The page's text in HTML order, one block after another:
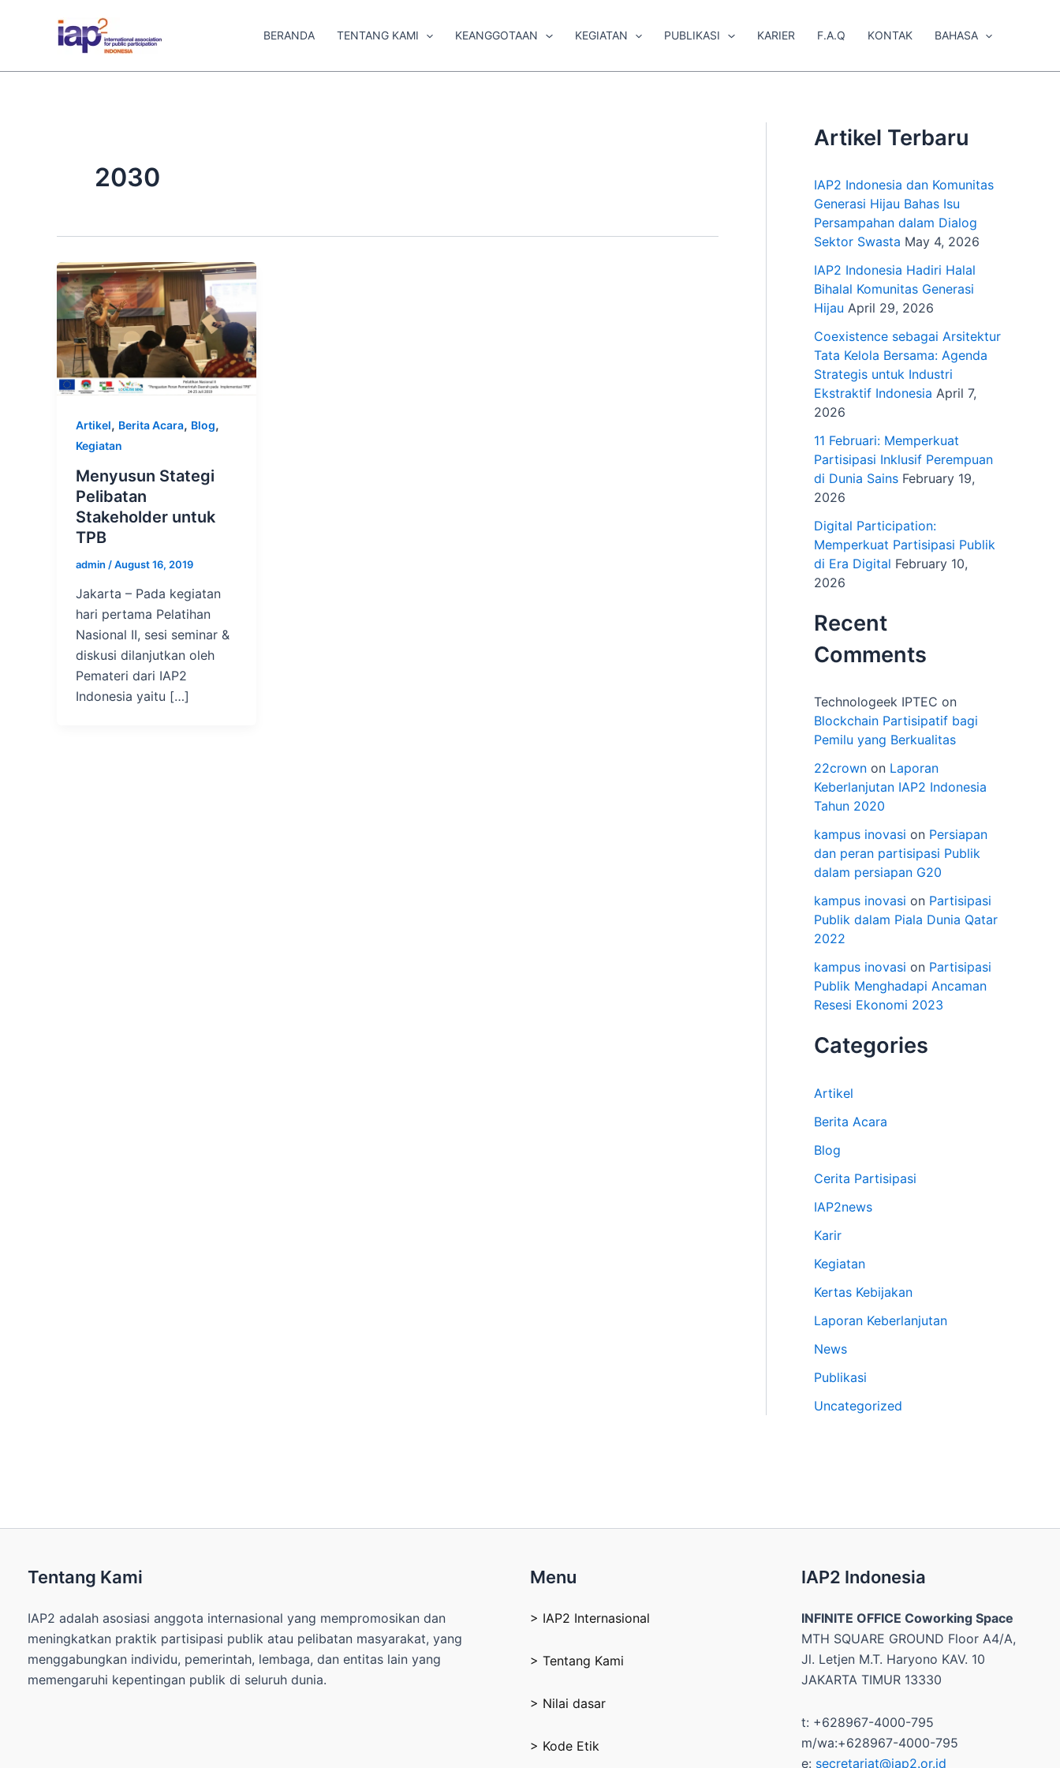
BERANDA TENTANG KAMI KEANGGOTAAN KEGIATAN PUBLIKASI KARIER F.A.Q KONTAK BAHASA
2030
Artikel, Berita Acara, Blog,
Kegiatan
Menyusun Stategi
Pelibatan
Stakeholder untuk
TPB
admin /August 16, 2019
Jakarta – Pada kegiatan
hari pertama Pelatihan
Nasional II, sesi seminar &
diskusi dilanjutkan oleh
Pemateri dari IAP2
Indonesia yaitu […]
Artikel Terbaru
IAP2 Indonesia dan Komunitas
Generasi Hijau Bahas Isu
Persampahan dalam Dialog
Sektor Swasta May 4, 2026
IAP2 Indonesia Hadiri Halal
Bihalal Komunitas Generasi
Hijau April 29, 2026
Coexistence sebagai Arsitektur
Tata Kelola Bersama: Agenda
Strategis untuk Industri
Ekstraktif Indonesia April 7,
2026
11 Februari: Memperkuat
Partisipasi Inklusif Perempuan
di Dunia Sains February 19,
2026
Digital Participation:
Memperkuat Partisipasi Publik
di Era Digital February 10,
2026
Recent
Comments
Technologeek IPTEC on
Blockchain Partisipatif bagi
Pemilu yang Berkualitas
22crown on Laporan
Keberlanjutan IAP2 Indonesia
Tahun 2020
kampus inovasi on Persiapan
dan peran partisipasi Publik
dalam persiapan G20
kampus inovasi on Partisipasi
Publik dalam Piala Dunia Qatar
2022
kampus inovasi on Partisipasi
Publik Menghadapi Ancaman
Resesi Ekonomi 2023
Categories
Artikel
Berita Acara
Blog
Cerita Partisipasi
IAP2news
Karir
Kegiatan
Kertas Kebijakan
Laporan Keberlanjutan
News
Publikasi
Uncategorized
Tentang Kami
IAP2 adalah asosiasi anggota internasional yang mempromosikan dan
meningkatkan praktik partisipasi publik atau pelibatan masyarakat, yang
menggabungkan individu, pemerintah, lembaga, dan entitas lain yang
memengaruhi kepentingan publik di seluruh dunia.
Menu
> IAP2 Internasional
> Tentang Kami
> Nilai dasar
> Kode Etik
IAP2 Indonesia
INFINITE OFFICE Coworking Space
MTH SQUARE GROUND Floor A4/A,
Jl. Letjen M.T. Haryono KAV. 10
JAKARTA TIMUR 13330
t: +628967-4000-795
m/wa:+628967-4000-795
e: secretariat@iap2.or.id